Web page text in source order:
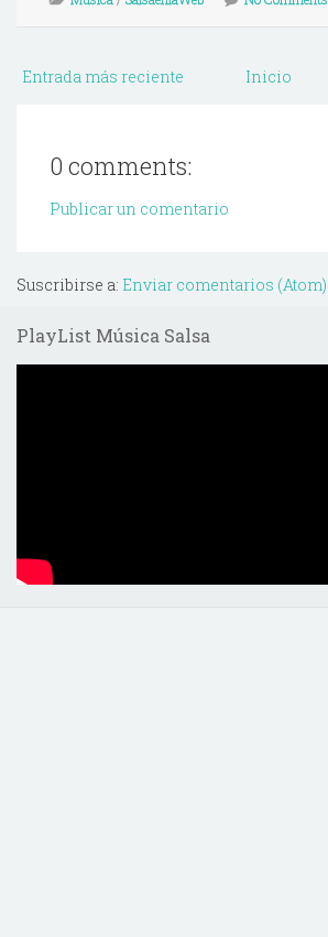
Entrada más reciente Inicio
0 comments:
Publicar un comentario
Suscribirse a: Enviar comentarios (Atom)
PlayList Música Salsa